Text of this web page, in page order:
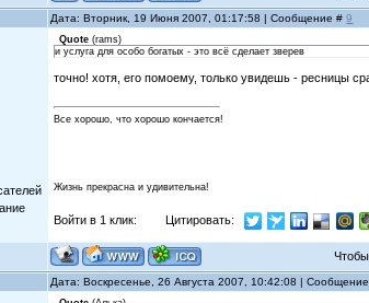
Дата: Вторник, 19 Июня 2007, 01:17:58 | Сообщение #9
Quote (rams)
и услуга для особо богатых - это всё сделает зверев
точно! хотя, его помоему, только увидешь - ресницы
Все хорошо, что хорошо кончается!
Жизнь прекрасна и удивительна!
Войти в 1 клик: Цитировать:
Чтобы
Дата: Воскресенье, 26 Августа 2007, 10:42:08 |